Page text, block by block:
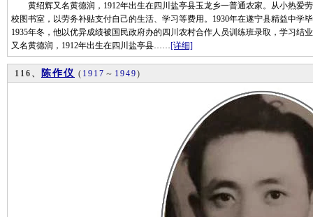
黄绍辉又名黄德润，1912年出生在四川盐亭县玉龙乡一普通农家。从小热爱
校图书室，以劳务补贴支付自己的生活、学习等费用。1930年在遂宁县精益中学
1935年冬，他以优异成绩被国民政府办的四川农村合作人员训练班录取，学习结
又名黄德润，1912年出生在四川盐亭县……[详细]
116、 陈作仪 ( 1917 ～ 1949)